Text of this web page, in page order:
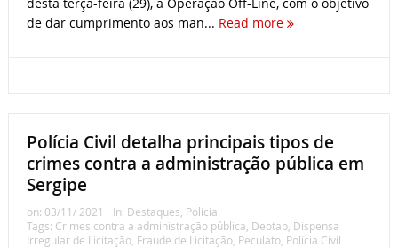
desta terça-feira (29), a Operação Off-Line, com o objetivo
de dar cumprimento aos man... Read more
Polícia Civil detalha principais tipos de
crimes contra a administração pública em
Sergipe
on: 03/11/ 2021 In: Destaques Polícia
Tags: Crimes contra a administração pública Deotap, Dispensa
Irregular de Licitação, Fraude de Licitação, Peculato, Polícia Civil